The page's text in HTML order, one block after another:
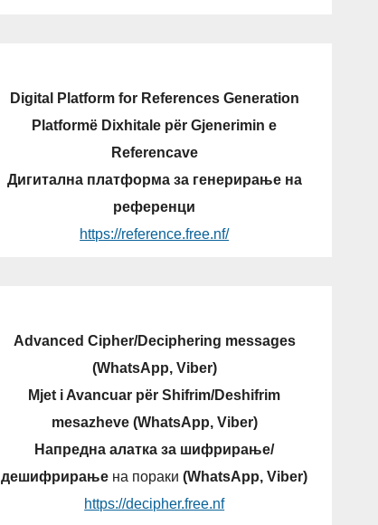
Digital Platform for References Generation
Platformë Dixhitale për Gjenerimin e
Referencave
Дигитална платформа за генерирање на
референци
https://reference.free.nf/
Advanced Cipher/Deciphering messages
(WhatsApp, Viber)
Mjet i Avancuar për Shifrim/Deshifrim
mesazheve (WhatsApp, Viber)
Напредна алатка за шифрирање/
дешифрирање на пораки(WhatsApp, Viber)
https://decipher.free.nf